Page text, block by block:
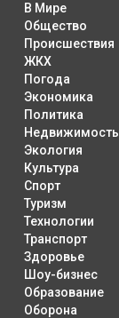
В Мире
Общество
Происшествия
ЖКХ
Погода
Экономика
Политика
Недвижимость
Экология
Культура
Спорт
Туризм
Технологии
Транспорт
Здоровье
Шоу-бизнес
Образование
Оборона